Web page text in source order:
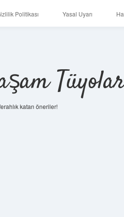
Politikası Yasal Uyarı
katan öneriler!